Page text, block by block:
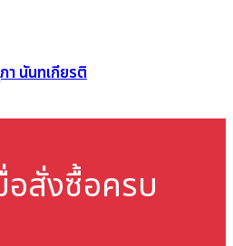
า นันทเกียรติ
อสั่งซื้อครบ